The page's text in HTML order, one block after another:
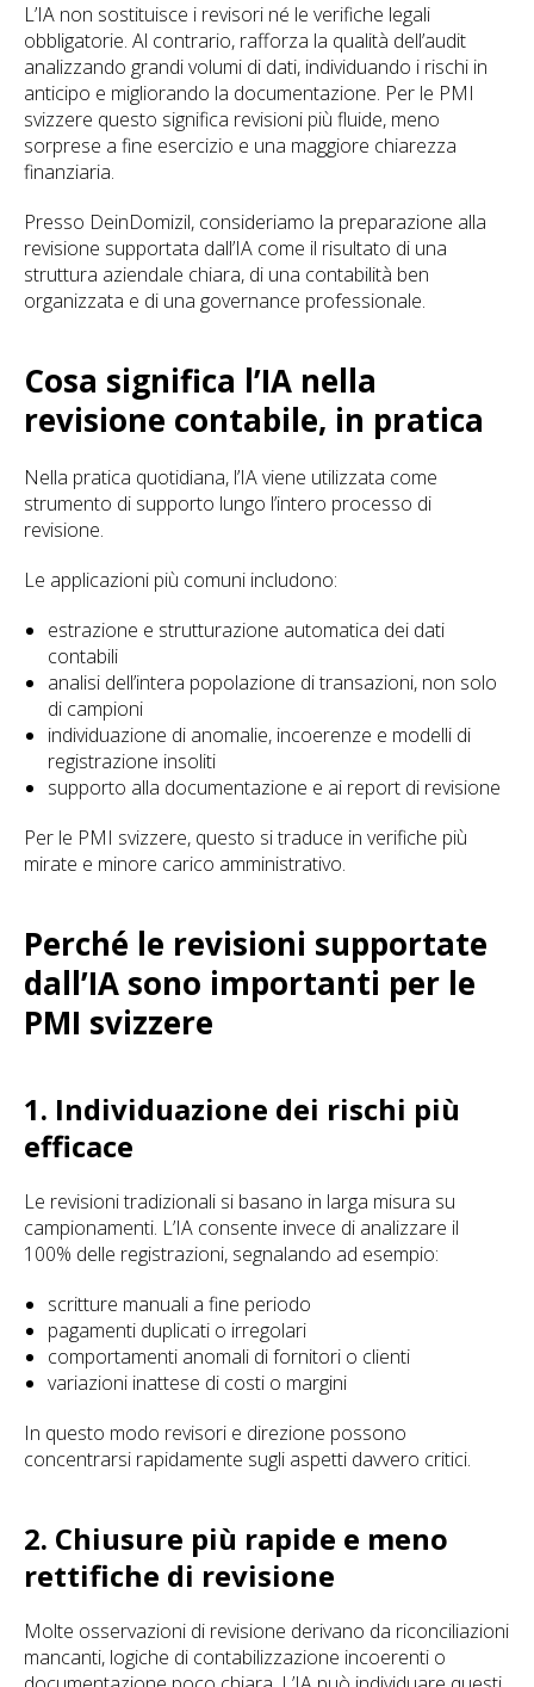
L’IA non sostituisce i revisori né le verifiche legali
obbligatorie. Al contrario, rafforza la qualità dell’audit
analizzando grandi volumi di dati, individuando i rischi in
anticipo e migliorando la documentazione. Per le PMI
svizzere questo significa revisioni più fluide, meno
sorprese a fine esercizio e una maggiore chiarezza
finanziaria.
Presso DeinDomizil, consideriamo la preparazione alla
revisione supportata dall’IA come il risultato di una
struttura aziendale chiara, di una contabilità ben
organizzata e di una governance professionale.
Cosa significa l’IA nella
revisione contabile, in pratica
Nella pratica quotidiana, l’IA viene utilizzata come
strumento di supporto lungo l’intero processo di
revisione.
Le applicazioni più comuni includono:
estrazione e strutturazione automatica dei dati
contabili
analisi dell’intera popolazione di transazioni, non solo
di campioni
individuazione di anomalie, incoerenze e modelli di
registrazione insoliti
supporto alla documentazione e ai report di revisione
Per le PMI svizzere, questo si traduce in verifiche più
mirate e minore carico amministrativo.
Perché le revisioni supportate
dall’IA sono importanti per le
PMI svizzere
1. Individuazione dei rischi più
efficace
Le revisioni tradizionali si basano in larga misura su
campionamenti. L’IA consente invece di analizzare il
100% delle registrazioni, segnalando ad esempio:
scritture manuali a fine periodo
pagamenti duplicati o irregolari
comportamenti anomali di fornitori o clienti
variazioni inattese di costi o margini
In questo modo revisori e direzione possono
concentrarsi rapidamente sugli aspetti davvero critici.
2. Chiusure più rapide e meno
rettifiche di revisione
Molte osservazioni di revisione derivano da riconciliazioni
mancanti, logiche di contabilizzazione incoerenti o